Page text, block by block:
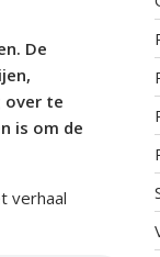
De
over te
is om de
verhaal